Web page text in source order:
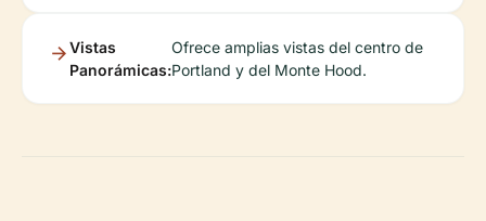
Vistas
Panorámicas:
Ofrece amplias vistas del centro de
Portland y del Monte Hood.